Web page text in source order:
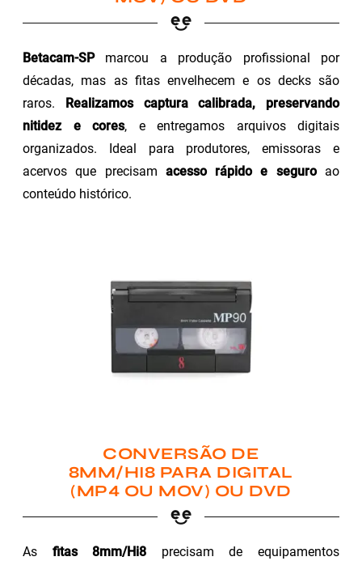
Betacam-SPmarcou a produção profissional por
décadas, mas as fitas envelhecem e os decks são
raros.
Realizamos captura calibrada, preservando
nitidez e cores, e entregamos arquivos digitais
organizados. Ideal para produtores, emissoras e
acervos que precisam acesso rápido e seguroao
conteúdo histórico.
CONVERSÃO DE
8MM/HI8 PARA DIGITAL
(MP4 OU MOV) OU DVD
As fitas 8mm/Hi8 precisam de equipamentos